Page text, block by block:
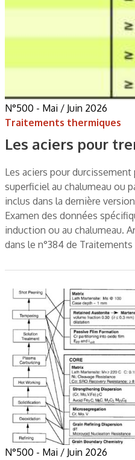
N°500 - Mai / Juin 2026
Traitements thermiques
Les aciers pour
Les aciers pour
superficiel au chalumeau ou
inclus dans la dernière
Examen des données
induction ou au chalumeau.
dans le n°384 de
N°500 - Mai / Juin 2026